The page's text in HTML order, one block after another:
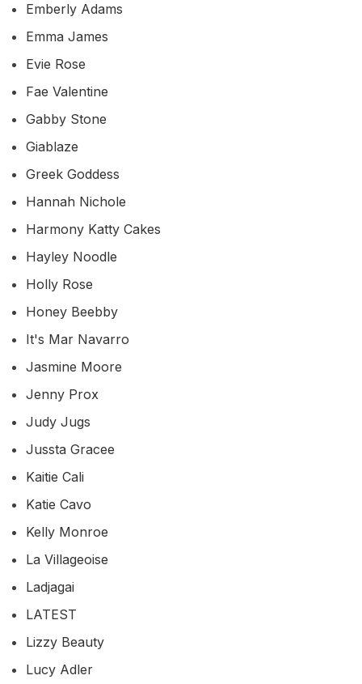
Emberly Adams
Emma James
Evie Rose
Fae Valentine
Gabby Stone
Giablaze
Greek Goddess
Hannah Nichole
Harmony Katty Cakes
Hayley Noodle
Holly Rose
Honey Beebby
It's Mar Navarro
Jasmine Moore
Jenny Prox
Judy Jugs
Jussta Gracee
Kaitie Cali
Katie Cavo
Kelly Monroe
La Villageoise
Ladjagai
LATEST
Lizzy Beauty
Lucy Adler